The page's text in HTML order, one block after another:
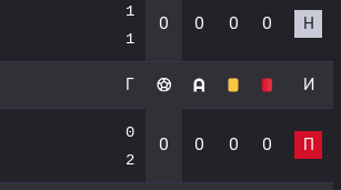
1
1
0 0 0 0 Н
Г И
0
2
0 0 0 0 П